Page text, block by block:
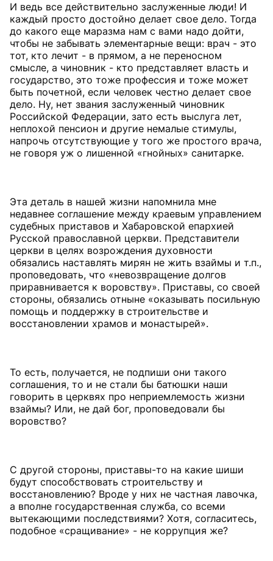
И ведь все действительно заслуженные люди! И
каждый просто достойно делает свое дело. Тогда
до какого еще маразма нам с вами надо дойти,
чтобы не забывать элементарные вещи: врач - это
тот, кто лечит - в прямом, а не переносном
смысле, а чиновник - кто представляет власть и
государство, это тоже профессия и тоже может
быть почетной, если человек честно делает свое
дело. Ну, нет звания заслуженный чиновник
Российской Федерации, зато есть выслуга лет,
неплохой пенсион и другие немалые стимулы,
напрочь отсутствующие у того же простого врача,
не говоря уж о лишенной «гнойных» санитарке.
Эта деталь в нашей жизни напомнила мне
недавнее соглашение между краевым управлением
судебных приставов и Хабаровской епархией
Русской православной церкви. Представители
церкви в целях возрождения духовности
обязались наставлять мирян не жить взаймы и т.п.,
проповедовать, что «невозвращение долгов
приравнивается к воровству». Приставы, со своей
стороны, обязались отныне «оказывать посильную
помощь и поддержку в строительстве и
восстановлении храмов и монастырей».
То есть, получается, не подпиши они такого
соглашения, то и не стали бы батюшки наши
говорить в церквях про неприемлемость жизни
взаймы? Или, не дай бог, проповедовали бы
воровство?
С другой стороны, приставы-то на какие шиши
будут способствовать строительству и
восстановлению? Вроде у них не частная лавочка,
а вполне государственная служба, со всеми
вытекающими последствиями? Хотя, согласитесь,
подобное «сращивание» - не коррупция же?